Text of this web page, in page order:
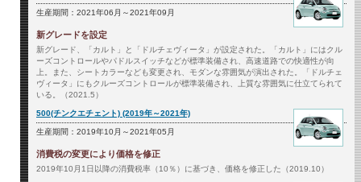
生産期間：2021年06月～2021年09月
新グレードを設定
新グレード、「カルト」と「ドルチェヴィータ」が設定された。「カルト」にはクル
ーズコントロールやパドルスイッチなどが標準装備され、高速道路での快適性が向
上。また、シートカラーなども変更され、モダンな雰囲気が演出された。「ドルチェ
ヴィータ」にもクルーズコントロールが標準装備され、上質な雰囲気に仕立てられて
いる。（2021.5）
500(チンクエチェント) (2019年～2021年)
生産期間：2019年10月～2021年05月
消費税の変更により価格を修正
2019年10月1日以降の消費税率（10％）に基づき、価格を修正した（2019.10）